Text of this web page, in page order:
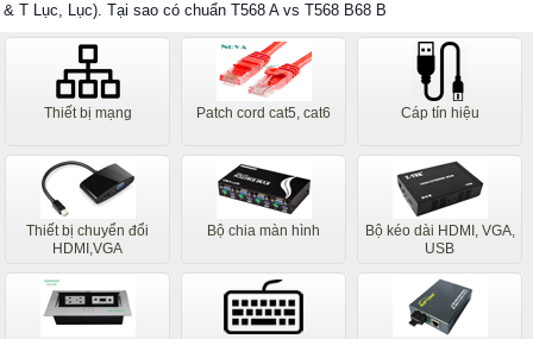
& T Lục, Lục). Tại sao có chuẩn T568 A vs T568 B68 B
Thiết bị mạng Patch cord cat5, cat6 Cáp tín hiệu
Thiết bị chuyển đổi
HDMI,VGA
Bộ chia màn hình
Bộ kéo dài HDMI, VGA,
USB